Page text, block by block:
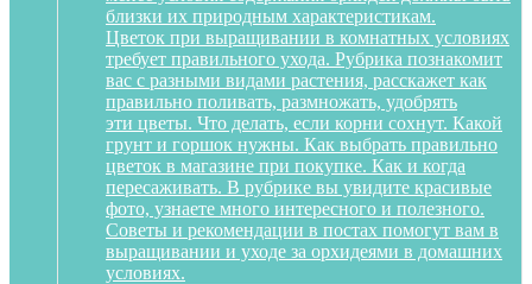
близки их природным характеристикам.
Цветок при выращивании в комнатных условиях
требует правильного ухода. Рубрика познакомит
вас с разными видами растения, расскажет как
правильно поливать, размножать, удобрять
эти цветы. Что делать, если корни сохнут. Какой
грунт и горшок нужны. Как выбрать правильно
цветок в магазине при покупке. Как и когда
пересаживать. В рубрике вы увидите красивые
фото, узнаете много интересного и полезного.
Советы и рекомендации в постах помогут вам в
выращивании и уходе за орхидеями в домашних
условиях.